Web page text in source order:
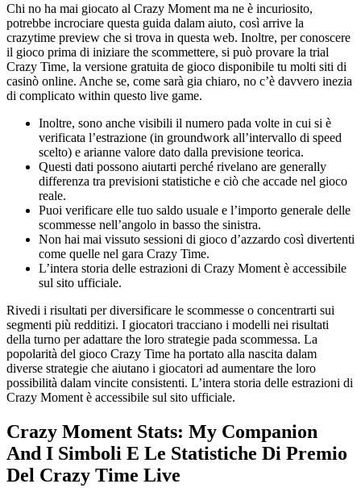
Chi no ha mai giocato al Crazy Moment ma ne è incuriosito,
potrebbe incrociare questa guida dalam aiuto, così arrive la
crazytime preview che si trova in questa web. Inoltre, per conoscere
il gioco prima di iniziare the scommettere, si può provare la trial
Crazy Time, la versione gratuita de gioco disponibile tu molti siti di
casinò online. Anche se, come sarà gia chiaro, no c’è davvero inezia
di complicato within questo live game.
Inoltre, sono anche visibili il numero pada volte in cui si è
verificata l’estrazione (in groundwork all’intervallo di speed
scelto) e arianne valore dato dalla previsione teorica.
Questi dati possono aiutarti perché rivelano are generally
differenza tra previsioni statistiche e ciò che accade nel gioco
reale.
Puoi verificare elle tuo saldo usuale e l’importo generale delle
scommesse nell’angolo in basso the sinistra.
Non hai mai vissuto sessioni di gioco d’azzardo così divertenti
come quelle nel gara Crazy Time.
L’intera storia delle estrazioni di Crazy Moment è accessibile
sul sito ufficiale.
Rivedi i risultati per diversificare le scommesse o concentrarti sui
segmenti più redditizi. I giocatori tracciano i modelli nei risultati
della turno per adattare the loro strategie pada scommessa. La
popolarità del gioco Crazy Time ha portato alla nascita dalam
diverse strategie che aiutano i giocatori ad aumentare the loro
possibilità dalam vincite consistenti. L’intera storia delle estrazioni di
Crazy Moment è accessibile sul sito ufficiale.
Crazy Moment Stats: My Companion
And I Simboli E Le Statistiche Di Premio
Del Crazy Time Live